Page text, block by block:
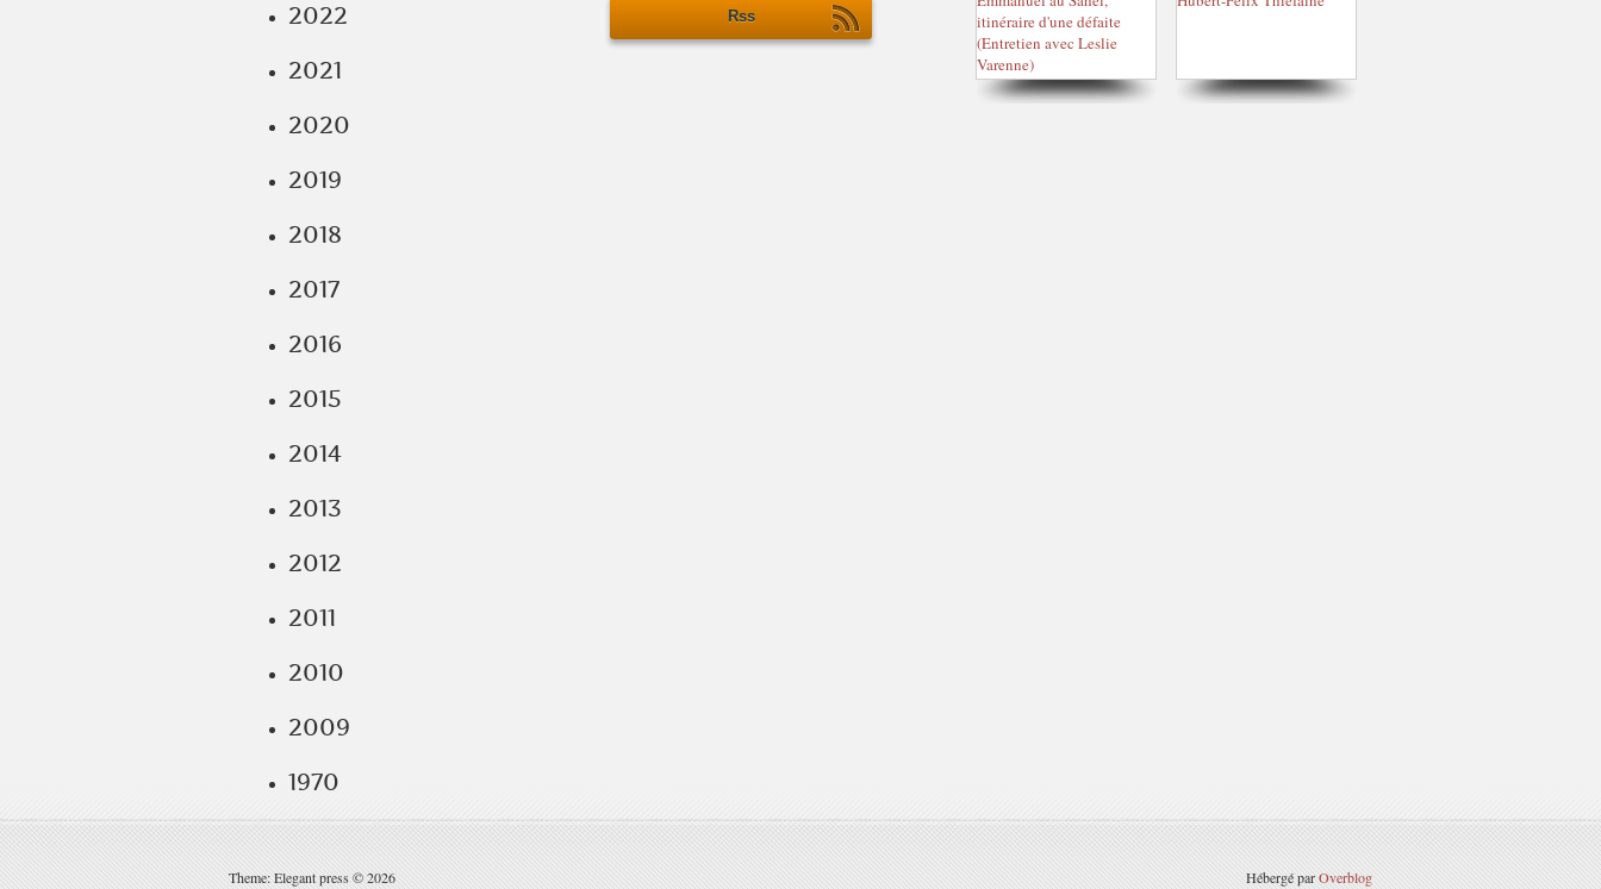
2022
2021
2020
2019
2018
2017
2016
2015
2014
2013
2012
2011
2010
2009
1970
Rss
Theme: Elegant press © 2026 Hébergé parOverblog